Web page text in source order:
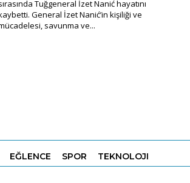
Tuğgeneral İzet Nanić hayatını
General İzet Nanić’in kişiliği ve
savunma ve...
EĞLENCE SPOR TEKNOLOJI